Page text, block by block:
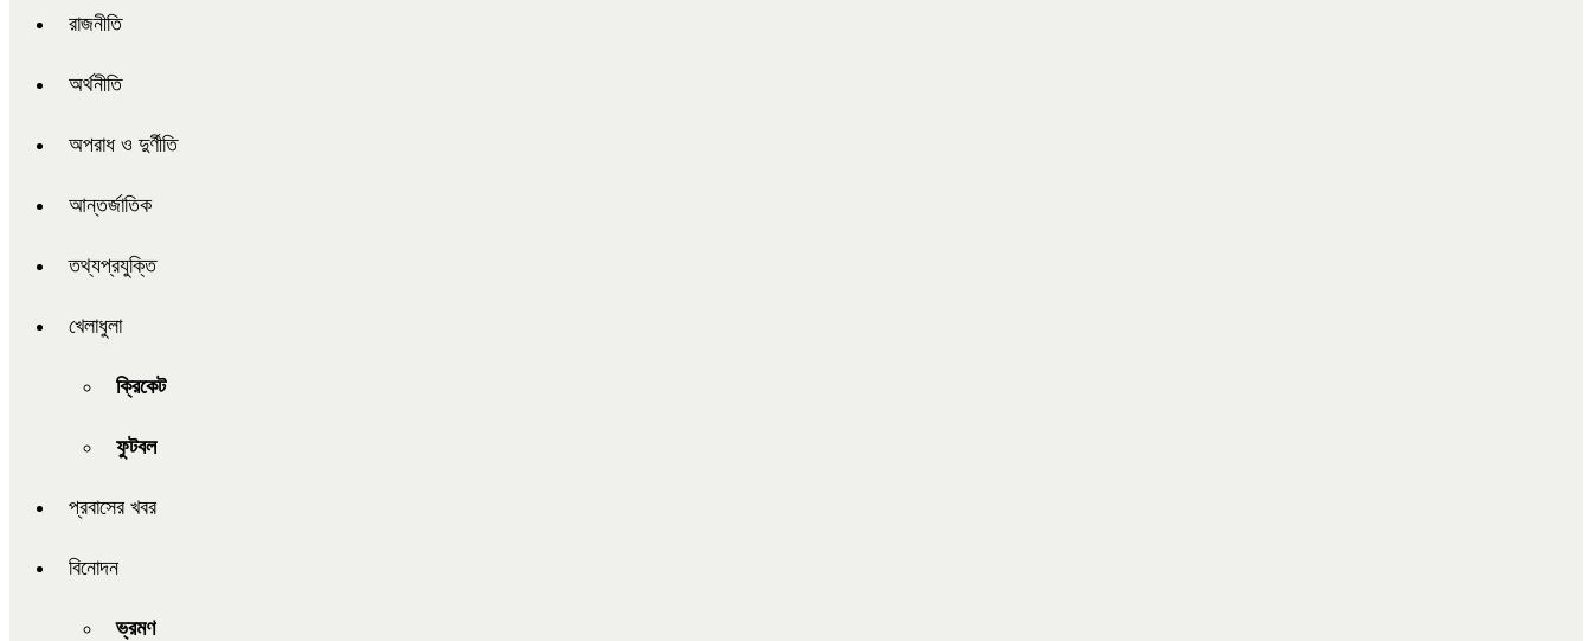
রাজনীতি
অর্থনীতি
অপরাধ ও দুর্ণীতি
আন্তর্জাতিক
তথ্যপ্রযুক্তি
খেলাধুলা
ক্রিকেট
ফুটবল
প্রবাসের খবর
বিনোদন
ভ্রমণ